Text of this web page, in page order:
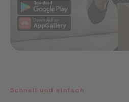
Schnell und einfach